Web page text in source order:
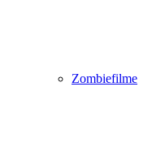
Zombiefilme